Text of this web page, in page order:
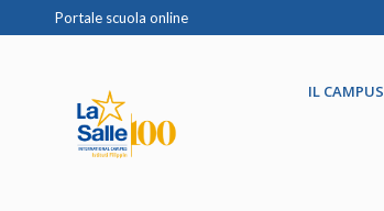
Portale scuola online
IL CAMPUS